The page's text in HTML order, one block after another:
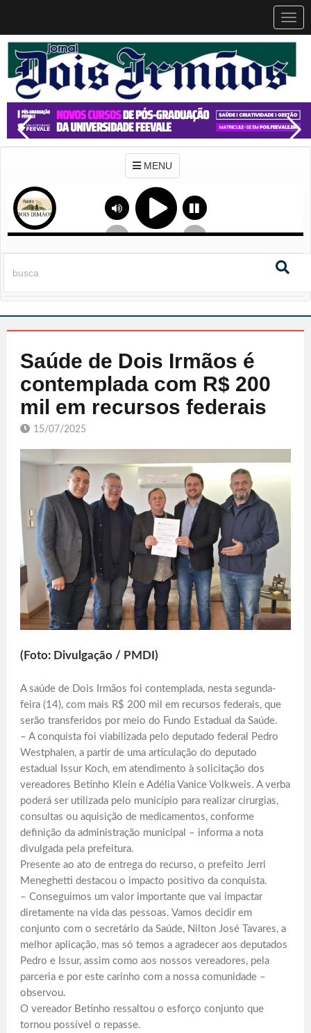
MENU
Saúde de Dois Irmãos é
contemplada com R$ 200
mil em recursos federais
15/07/2025
(Foto: Divulgação / PMDI)
A saúde de Dois Irmãos foi contemplada, nesta segunda-
feira (14), com mais R$ 200 mil em recursos federais, que
serão transferidos por meio do Fundo Estadual da Saúde.
– A conquista foi viabilizada pelo deputado federal Pedro
Westphalen, a partir de uma articulação do deputado
estadual Issur Koch, em atendimento à solicitação dos
vereadores Betinho Klein e Adélia Vanice Volkweis. A verba
poderá ser utilizada pelo município para realizar cirurgias,
consultas ou aquisição de medicamentos, conforme
definição da administração municipal – informa a nota
divulgada pela prefeitura.
Presente ao ato de entrega do recurso, o prefeito Jerri
Meneghetti destacou o impacto positivo da conquista.
– Conseguimos um valor importante que vai impactar
diretamente na vida das pessoas. Vamos decidir em
conjunto com o secretário da Saúde, Nilton José Tavares, a
melhor aplicação, mas só temos a agradecer aos deputados
Pedro e Issur, assim como aos nossos vereadores, pela
parceria e por este carinho com a nossa comunidade –
observou.
O vereador Betinho ressaltou o esforço conjunto que
tornou possível o repasse.